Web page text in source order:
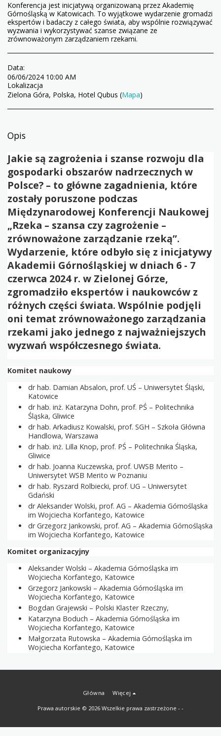
Konferencja jest inicjatywą organizowaną przez Akademię
Górnośląską w Katowicach. To wyjątkowe wydarzenie gromadzi
ekspertów i badaczy z całego świata, aby wspólnie rozwiązywać
wyzwania i wykorzystywać szanse związane ze
zrównoważonym zarządzaniem rzekami.
Data:
06/06/2024 10:00 AM
Lokalizacja
Zielona Góra, Polska, Hotel Qubus (Mapa)
Opis
Jakie są zagrożenia i szanse rozwoju dla
gospodarki obszarów nadrzecznych w
Polsce? – to główne zagadnienia, które
zostały poruszone podczas
Międzynarodowej Konferencji Naukowej
„Rzeka – szansa czy zagrożenie –
zrównoważone zarządzanie rzeką”.
Wydarzenie, które odbyło się z inicjatywy
Akademii Górnośląskiej w dniach 6 - 7
czerwca 2024 r. w Zielonej Górze,
zgromadziło ekspertów i naukowców z
różnych części świata. Wspólnie podjęli
oni temat zrównoważonego zarządzania
rzekami jako jednego z najważniejszych
wyzwań współczesnego świata.
Komitet naukowy
dr hab. Damian Absalon, prof. UŚ – Uniwersytet Śląski,
Katowice
dr hab. inż. Katarzyna Dohn, prof. PŚ – Politechnika
Śląska, Gliwice
dr hab. Arkadiusz Kowalski, prof. SGH – Szkoła Główna
Handlowa, Warszawa
dr hab. inż. Lilla Knop, prof. PŚ – Politechnika Śląska,
Gliwice
dr hab. Joanna Kuczewska, prof. UWSB Merito –
Uniwersytet WSB Merito w Poznaniu
dr hab. Ryszard Rolbiecki, prof. UG – Uniwersytet
Gdański
dr Aleksander Wolski, prof. AG – Akademia Górnośląska
im Wojciecha Korfantego, Katowice
dr Grzegorz Jankowski, prof. AG – Akademia Górnośląska
im Wojciecha Korfantego, Katowice
Komitet organizacyjny
Aleksander Wolski – Akademia Górnośląska im
Wojciecha Korfantego, Katowice
Grzegorz Jankowski – Akademia Górnośląska im
Wojciecha Korfantego, Katowice
Bogdan Grajewski – Polski Klaster Rzeczny,
Katarzyna Boduch – Akademia Górnośląska im
Wojciecha Korfantego, Katowice
Małgorzata Rutowska – Akademia Górnośląska im
Wojciecha Korfantego, Katowice
Główna Więcej
Prawa autorskie © 2026 Wszelkie prawa zastrzeżone - -